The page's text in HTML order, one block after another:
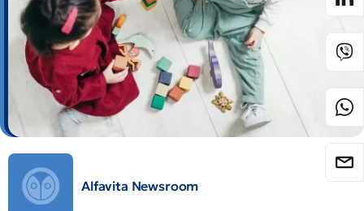
Alfavita Newsroom